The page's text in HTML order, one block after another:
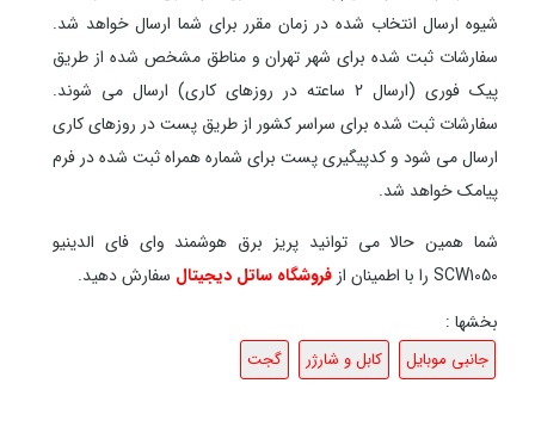
شیوه ارسال انتخاب شده در زمان مقرر برای شما ارسال خواهد شد.
سفارشات ثبت شده برای شهر تهران و مناطق مشخص شده از طریق
پیک فوری (ارسال 2 ساعته در روزهای کاری) ارسال می شوند.
سفارشات ثبت شده برای سراسر کشور از طریق پست در روزهای کاری
ارسال می شود و کدپیگیری پست برای شماره همراه ثبت شده در فرم
پیامک خواهد شد.
شما همین حالا می توانید پریز برق هوشمند وای فای الدینیو
SCW1050 را با اطمینان از
فروشگاه ساتل دیجیتال سفارش دهید.
بخشها :
جانبی موبایل کابل و شارژر گجت